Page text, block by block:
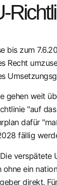
zum
gehen weit
"auf
dafür
fällig
ein
direkt.